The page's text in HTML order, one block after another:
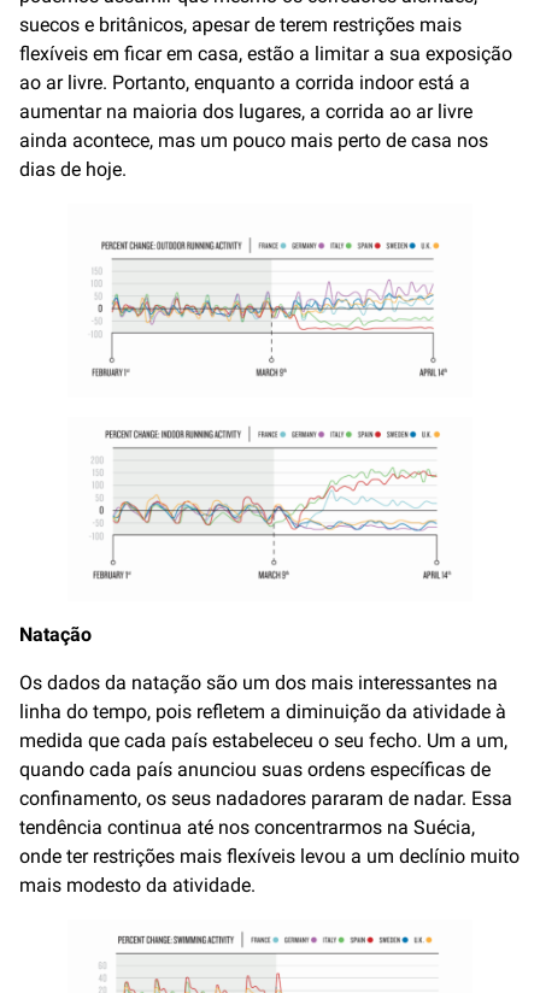
suecos e britânicos, apesar de terem restrições mais
flexíveis em ficar em casa, estão a limitar a sua exposição
ao ar livre. Portanto, enquanto a corrida indoor está a
aumentar na maioria dos lugares, a corrida ao ar livre
ainda acontece, mas um pouco mais perto de casa nos
dias de hoje.
Natação
Os dados da natação são um dos mais interessantes na
linha do tempo, pois refletem a diminuição da atividade à
medida que cada país estabeleceu o seu fecho. Um a um,
quando cada país anunciou suas ordens específicas de
confinamento, os seus nadadores pararam de nadar. Essa
tendência continua até nos concentrarmos na Suécia,
onde ter restrições mais flexíveis levou a um declínio muito
mais modesto da atividade.